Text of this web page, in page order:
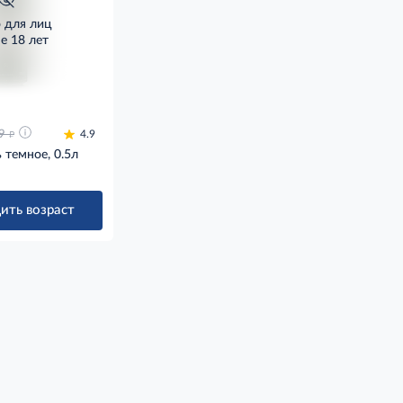
для лиц
18 лет
д 4.9
темное, 0.5л
возраст